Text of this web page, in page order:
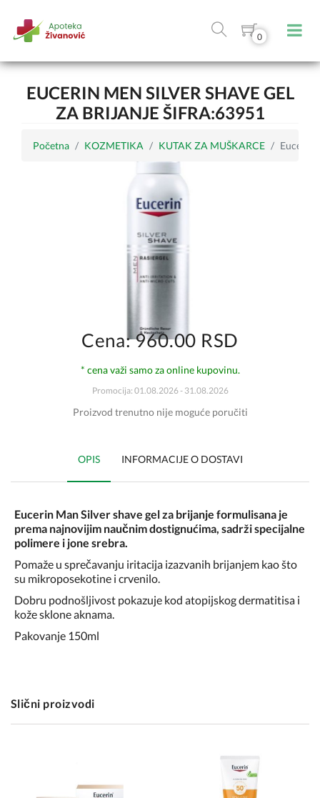
0
EUCERIN MEN SILVER SHAVE GEL
ZA BRIJANJE ŠIFRA:63951
Početna KOZMETIKA KUTAK ZA MUŠKARCE Eucerin
Cena: 960.00 RSD
* cena važi samo za online kupovinu.
Promocija: 01.08.2026 - 31.08.2026
Proizvod trenutno nije moguće poručiti
OPIS INFORMACIJE O DOSTAVI
Eucerin Man Silver shave gel za brijanje formulisana je
prema najnovijim naučnim dostignućima, sadrži specijalne
polimere i jone srebra.
Pomaže u sprečavanju iritacija izazvanih brijanjem kao što
su mikroposekotine i crvenilo.
Dobru podnošljivost pokazuje kod atopijskog dermatitisa i
kože sklone aknama.
Pakovanje 150ml
Slični proizvodi